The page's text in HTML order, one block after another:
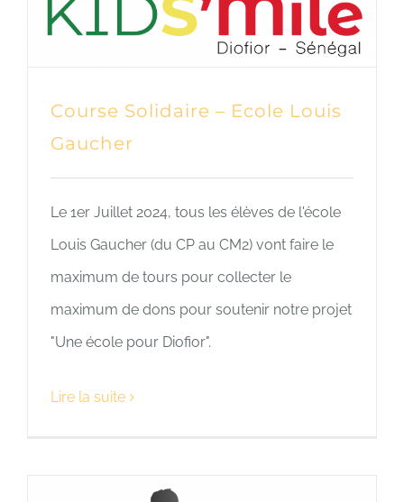
Course Solidaire – Ecole Louis
Gaucher
Le 1er Juillet 2024, tous les élèves de l'école
Louis Gaucher (du CP au CM2) vont faire le
maximum de tours pour collecter le
maximum de dons pour soutenir notre projet
"Une école pour Diofior".
Lire la suite